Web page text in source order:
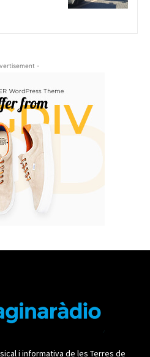
-
i informativa de les Terres de